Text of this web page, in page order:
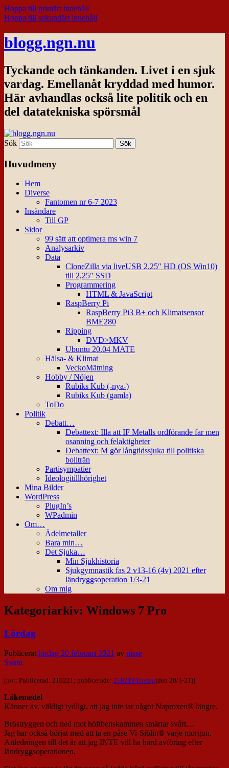
Hoppa till primärt innehåll
Hoppa till sekundärt innehåll
blogg.ngn.nu
Tyckande och tänkanden. Livet i en sjuk
vardag. Emellanåt kryddad med humor.
Här avhandlas också lite politik och en
del datatekniska spörsmål
Sök
Huvudmeny
Hem
Diverse
Fantomen nr 6-7 2023
Insändare
Till GP
Sidor
99 sätt att optimera ms win 7
Analysarkiv
Data
CloneZilla via liveUSB 2.25″ HD (OS Win10)
till 2,25″ SSD
Programmering
HTML & JavaScript
RaspBerry Pi
RaspBerry Pi3 B+ och Klimatsensor
BME280
Ripping
DVD>MKV
Ubuntu 20.04 MATE
Hälsa- & Klimat
VeckoMätning
Hobby / Nöjen
Rubiks Kub (-nya-)
Rubiks Kub (gamla)
ToDo
Politik
Debatt…
Debattext: Illa att IF Metalls ordförande far men
osanning och felaktigheter
Debattext: M gör långtidssjuka till politiska
bollträn
Partisympatier
Ideologitillhörighet
Mina Bilder
WordPress
PlugIn’s
WPadmin
Om…
Ädelmetaller
Bara min…
Det Sjuka…
Min Sjukhistoria
Sjukgymnastik fas 2 v13-16 (4v) 2021 efter
ländryggsoperation 1/3-21
Om mig
Kategoriarkiv: Windows 7 Pro
Lördag
Publicerat lördag 20 februari 2021 av nisse
Svara
[not: Publicerad: 210221; publicerade: 210219 Fredag(den 20/1-21)]
Läkemedel
Känner av, väldigt tydligt, att jag inte tar något Naproxen® längre.
Bröstryggen och ned mot höftbenskammen smärtar svårt…
Jag har också börjat med att ta en påse Vi-Siblin® varje morgon.
Anledningen till det är att jag INTE vill ha hård avföring efter
ländryggsoperationen.